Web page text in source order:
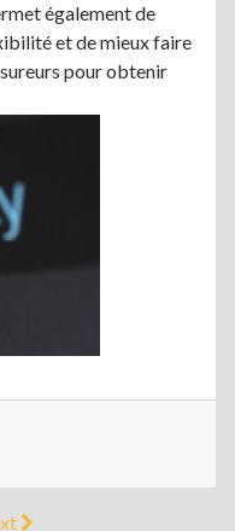
également de
et de mieux faire
pour obtenir